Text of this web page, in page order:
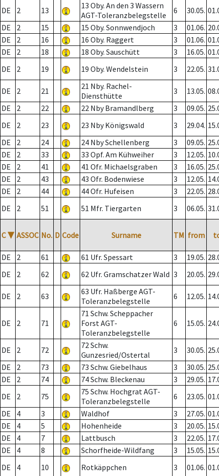
DE
2 13
13 Oby. An den 3 Wassern
AGT-Toleranzbelegstelle
6 30.05.
DE
2 15 15 Oby. Sonnwendjoch 3 01.06.
DE
2 16 16 Oby. Raggert 3 01.06.
DE
2 18 18 Oby. Sauschütt 3 16.05.
DE
2 19 19 Oby. Wendelstein 3 22.05.
DE 2 21
21 Nby. Rachel-
Diensthütte
3 13.05.
DE
2 22 22 Nby Bramandlberg 3 09.05.
DE
2 23 23 Nby Königswald 3 29.04.
DE
2 24 24 Nby Schellenberg 3 09.05.
DE
2 33 33 Opf. Am Kühweiher 3 12.05.
DE
2 41 41 Ofr. Michaelsgraben 3 16.05.
DE
2 43 43 Ofr. Bodenwiese 3 12.05.
DE
2 44 44 Ofr. Hufeisen 3 22.05.
DE
2 51 51 Mfr. Tiergarten 3 06.05.
C ▼ ASSOC No. D Code Surname TM from
DE 2 61 61 Ufr. Spessart 3 19.05.
DE
2 62 62 Ufr. Gramschatzer Wald 3 20.05.
DE 2 63
63 Ufr. Haßberge AGT-
Toleranzbelegstelle
6 12.05.
DE 2 71
71 Schw. Scheppacher
Forst AGT-
Toleranzbelegstelle
6 15.05.
DE 2 72
72 Schw.
Gunzesried/Ostertal
3 30.05.
DE
2 73 73 Schw. Giebelhaus 3 30.05.
DE
2 74 74 Schw. Bleckenau 3 29.05.
DE
2 75
75 Schw. Hochgrat AGT-
Toleranzbelegstelle
6 23.05.
DE
4 3 Waldhof 3 27.05.
DE
4 5 Hohenheide 3 20.05.
DE
4 7 Lattbusch 3 22.05.
DE
4 8 Schorfheide-Wildfang 3 15.05.
DE
4 10 Rotkäppchen 3 01.06.